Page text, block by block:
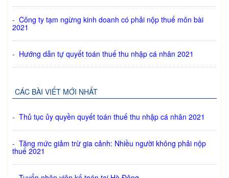
- Công ty tạm ngừng kinh doanh có phải nộp thuế môn bài
2021
- Hướng dẫn tự quyết toán thuế thu nhập cá nhân 2021
CÁC BÀI VIẾT MỚI NHẤT
- Thủ tục ủy quyền quyết toán thuế thu nhập cá nhân 2021
- Tăng mức giảm trừ gia cảnh: Nhiều người không phải nộp
thuế 2021